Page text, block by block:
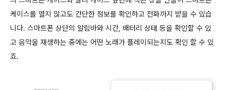
케이스를 열지 않고도 간단한 정보를 확인하고 전화까지 받을 수 있습
니다. 스마트폰 상단의 알림바와 시간, 배터리 상태 등을 확인할 수 있
고 음악을 재생하는 중에는 어떤 노래가 플레이되는지도 확인 할 수 있
죠.